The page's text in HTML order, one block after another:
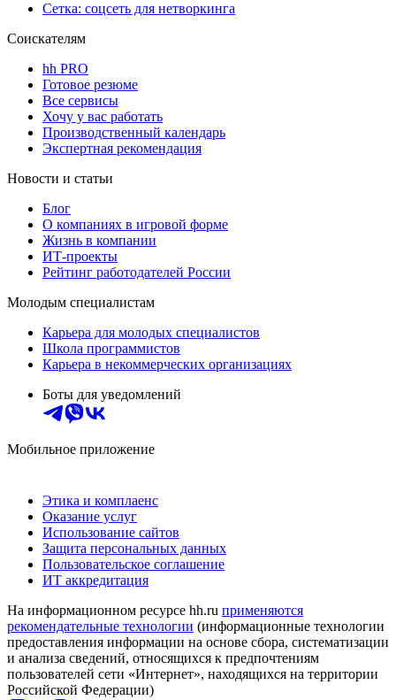
Сетка: соцсеть для нетворкинга
Соискателям
hh PRO
Готовое резюме
Все сервисы
Хочу у вас работать
Производственный календарь
Экспертная рекомендация
Новости и статьи
Блог
О компаниях в игровой форме
Жизнь в компании
ИТ-проекты
Рейтинг работодателей России
Молодым специалистам
Карьера для молодых специалистов
Школа программистов
Карьера в некоммерческих организациях
Боты для уведомлений
Мобильное приложение
Этика и комплаенс
Оказание услуг
Использование сайтов
Защита персональных данных
Пользовательское соглашение
ИТ аккредитация
На информационном ресурсе hh.ru применяются
рекомендательные технологии (информационные технологии
предоставления информации на основе сбора, систематизации
и анализа сведений, относящихся к предпочтениям
пользователей сети «Интернет», находящихся на территории
Российской Федерации)